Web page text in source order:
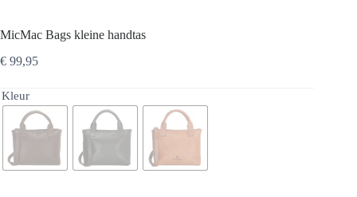
MicMac Bags kleine handtas
€ 99,95
Kleur